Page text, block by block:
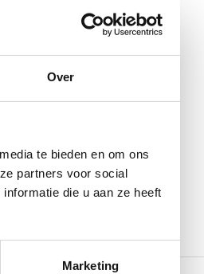
Over
te bieden en om ons
partners voor social
die u aan ze heeft
Marketing